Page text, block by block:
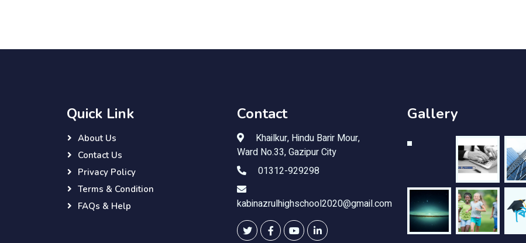
Quick Link
About Us
Contact Us
Privacy Policy
Terms & Condition
FAQs & Help
Contact
Khailkur, Hindu Barir Mour,
Ward No.33, Gazipur City
01312-929298
kabinazrulhighschool2020@gmail.com
Gallery